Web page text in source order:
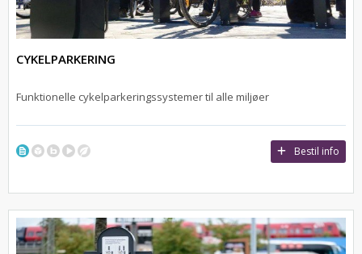
CYKELPARKERING
Funktionelle cykelparkeringssystemer til alle miljøer
Bestil info